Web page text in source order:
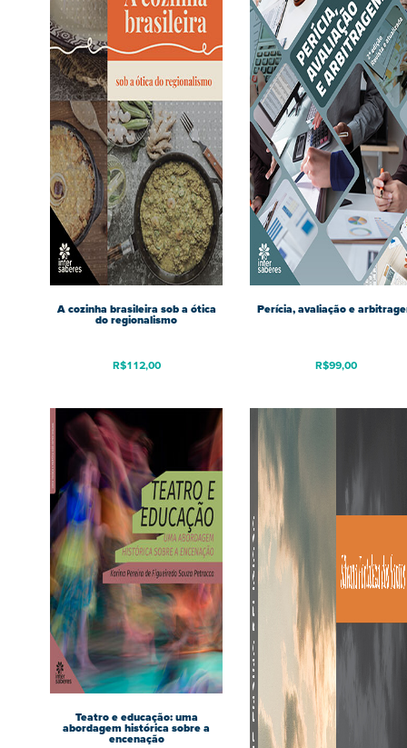
A cozinha brasileira sob a ótica
do regionalismo
R$112,00
Perícia, avaliação e
R$99,00
Teatro e educação: uma
abordagem histórica sobre a
encenação